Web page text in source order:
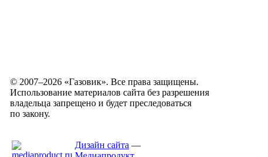
© 2007–2026 «Газовик». Все права защищены.
Использование материалов сайта без разрешения
владельца запрещено и будет преследоваться
по закону.
Дизайн сайта —